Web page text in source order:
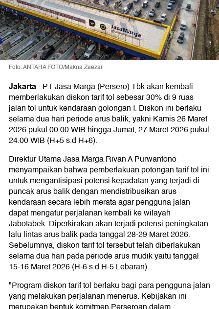
Foto: ANTARA FOTO/Makna Zaezar
Jakarta-PT Jasa Marga (Persero) Tbk akan kembali
memberlakukan diskon tarif tol sebesar 30% di 9 ruas
jalan tol untuk kendaraan golongan I. Diskon ini berlaku
selama dua hari periode arus balik, yakni Kamis 26 Maret
2026 pukul 00.00 WIB hingga Jumat, 27 Maret 2026 pukul
24.00 WIB (H+5 s.d H+6).
Direktur Utama Jasa Marga Rivan A Purwantono
menyampaikan bahwa pemberlakuan potongan tarif tol ini
untuk mengantisipasi potensi kepadatan yang terjadi di
puncak arus balik dengan mendistribusikan arus
kendaraan secara lebih merata agar pengguna jalan
dapat mengatur perjalanan kembali ke wilayah
Jabotabek. Diperkirakan akan terjadi potensi peningkatan
lalu lintas arus balik pada tanggal 28-29 Maret 2026.
Sebelumnya, diskon tarif tol tersebut telah diberlakukan
selama dua hari pada periode arus mudik yaitu tanggal
15-16 Maret 2026 (H-6 s.d H-5 Lebaran).
"Program diskon tarif tol berlaku bagi para pengguna jalan
yang melakukan perjalanan menerus. Kebijakan ini